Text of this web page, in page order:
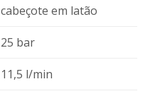
cabeçote em latão
25 bar
11,5 l/min